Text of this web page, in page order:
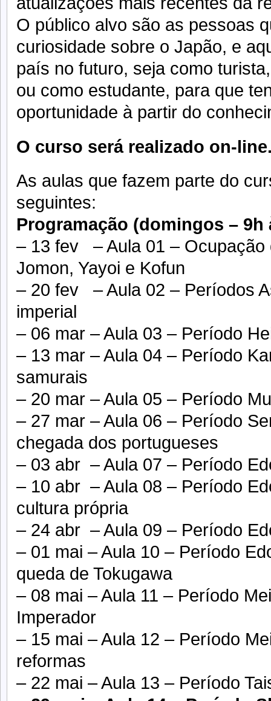
O público alvo são as pessoas
curiosidade sobre o Japão, e
país no futuro, seja como
ou como estudante, para que
oportunidade à partir do
O curso será realizado on-
As aulas que fazem parte do
seguintes:
Programação (domingos –
– 13 fev – Aula 01 – Ocupação
Jomon, Yayoi e Kofun
– 20 fev – Aula 02 – Períodos
imperial
– 06 mar – Aula 03 – Período
– 13 mar – Aula 04 – Período
samurais
– 20 mar – Aula 05 – Período
– 27 mar – Aula 06 – Período
chegada dos portugueses
– 03 abr – Aula 07 – Período
– 10 abr – Aula 08 – Período
cultura própria
– 24 abr – Aula 09 – Período
– 01 mai – Aula 10 – Período
queda de Tokugawa
– 08 mai – Aula 11 – Período
Imperador
– 15 mai – Aula 12 – Período
reformas
– 22 mai – Aula 13 – Período